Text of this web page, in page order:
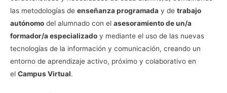
las metodologías de enseñanza programada y de trabajo
autónomo del alumnado con el asesoramiento de un/a
formador/a especializado y mediante el uso de las nuevas
tecnologías de la información y comunicación, creando un
entorno de aprendizaje activo, próximo y colaborativo en
el Campus Virtual.